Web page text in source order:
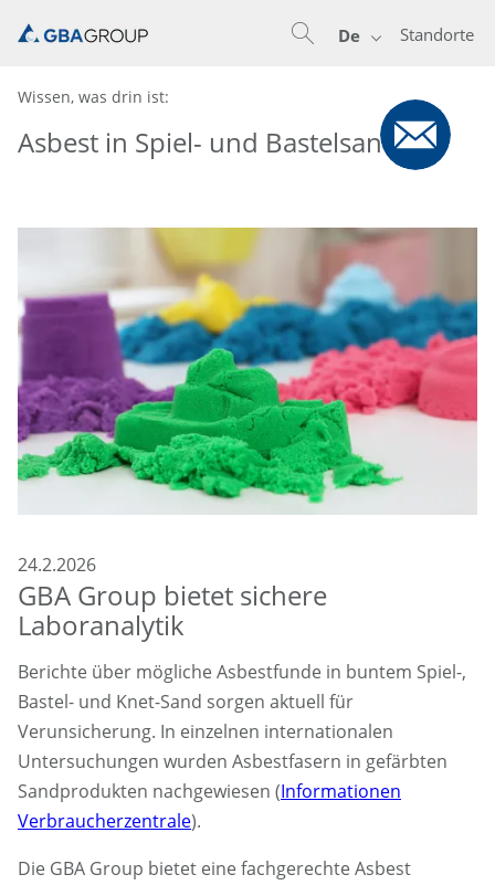
Standorte
De
Wissen, was drin ist:
Asbest in Spiel- und Bastelsand?
24.2.2026
GBA Group bietet sichere
Laboranalytik
Berichte über mögliche Asbestfunde in buntem Spiel-,
Bastel- und Knet-Sand sorgen aktuell für
Verunsicherung. In einzelnen internationalen
Untersuchungen wurden Asbestfasern in gefärbten
Sandprodukten nachgewiesen (Informationen
Verbraucherzentrale).
Die GBA Group bietet eine fachgerechte Asbest